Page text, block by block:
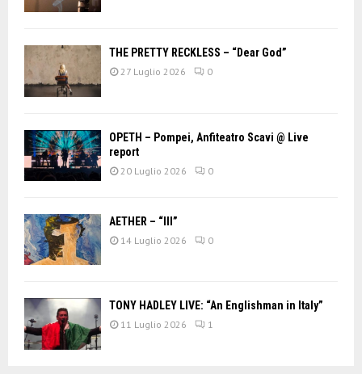
THE PRETTY RECKLESS – “Dear God”
27 Luglio 2026 0
OPETH – Pompei, Anfiteatro Scavi @ Live
report
20 Luglio 2026 0
AETHER – “III”
14 Luglio 2026 0
TONY HADLEY LIVE: “An Englishman in Italy”
11 Luglio 2026 1